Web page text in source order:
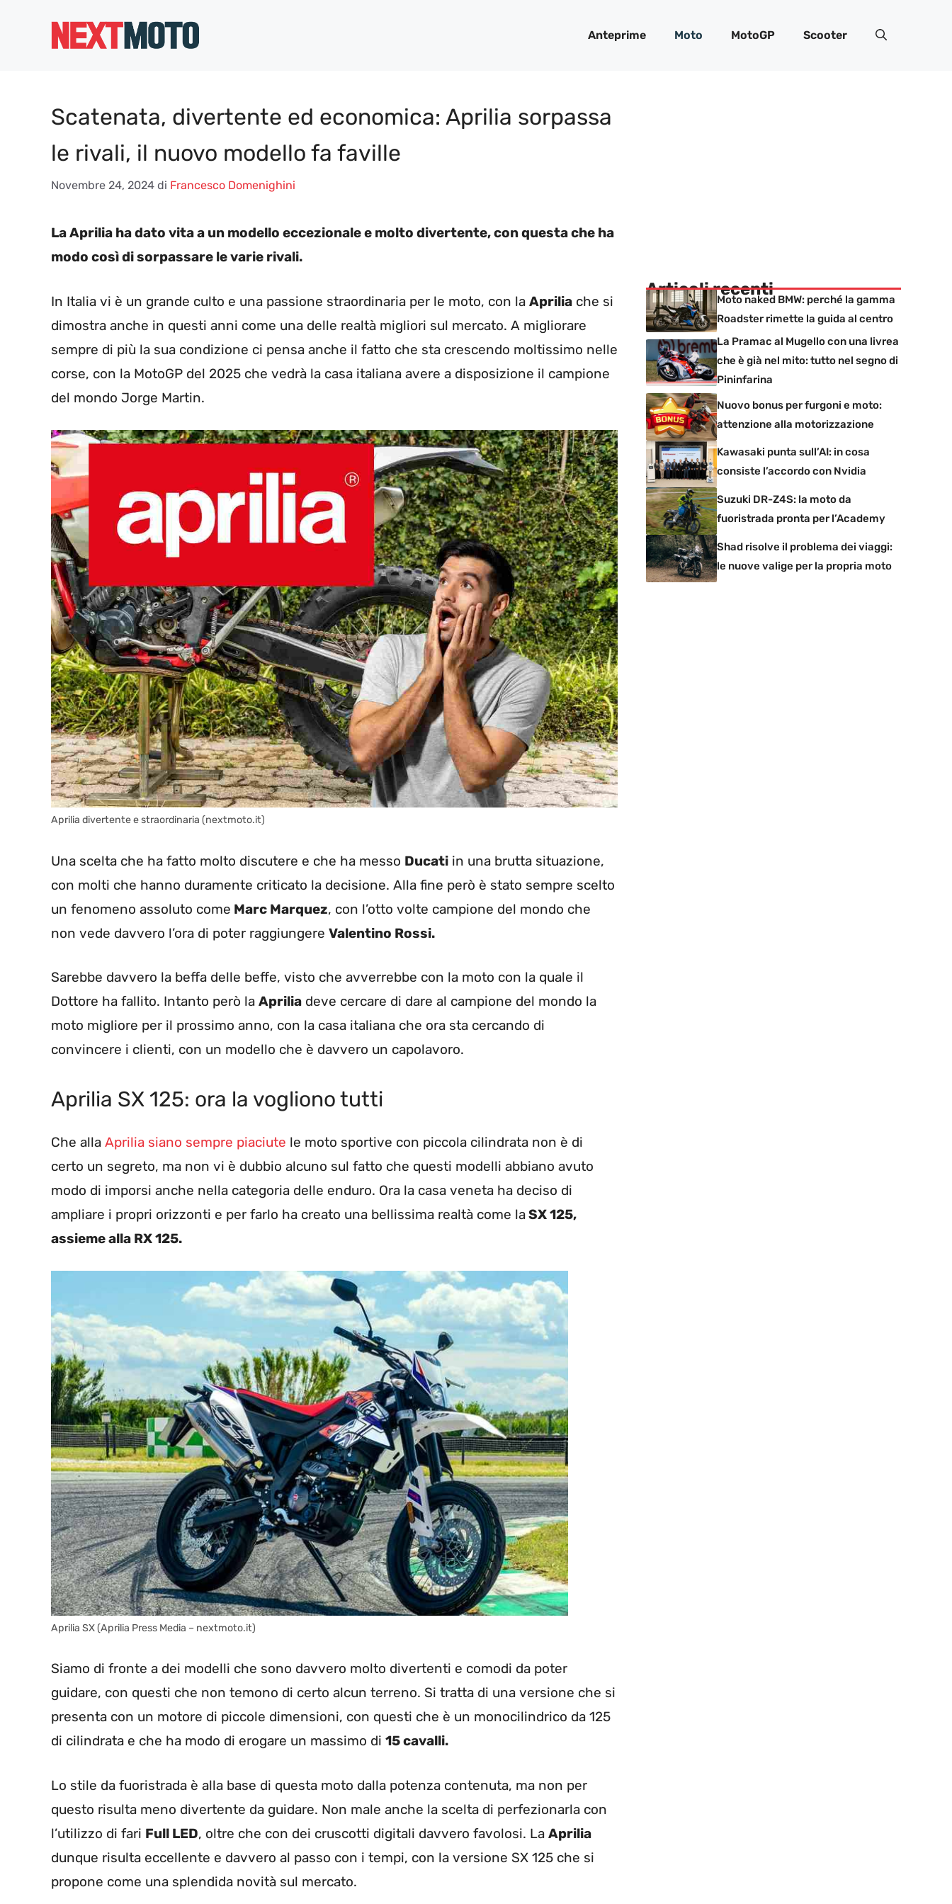
Anteprime Moto MotoGP Scooter
Scatenata, divertente ed economica: Aprilia sorpassa
le rivali, il nuovo modello fa faville
Novembre 24, 2024 di Francesco Domenighini
La Aprilia ha dato vita a un modello eccezionale e molto divertente, con questa che ha
modo così di sorpassare le varie rivali.
In Italia vi è un grande culto e una passione straordinaria per le moto, con la Aprilia che si
dimostra anche in questi anni come una delle realtà migliori sul mercato. A migliorare
sempre di più la sua condizione ci pensa anche il fatto che sta crescendo moltissimo nelle
corse, con la MotoGP del 2025 che vedrà la casa italiana avere a disposizione il campione
del mondo Jorge Martin.
Aprilia divertente e straordinaria (nextmoto.it)
Una scelta che ha fatto molto discutere e che ha messo Ducati in una brutta situazione,
con molti che hanno duramente criticato la decisione. Alla fine però è stato sempre scelto
un fenomeno assoluto come Marc Marquez, con l’otto volte campione del mondo che
non vede davvero l’ora di poter raggiungere Valentino Rossi.
Sarebbe davvero la beffa delle beffe, visto che avverrebbe con la moto con la quale il
Dottore ha fallito. Intanto però la Aprilia deve cercare di dare al campione del mondo la
moto migliore per il prossimo anno, con la casa italiana che ora sta cercando di
convincere i clienti, con un modello che è davvero un capolavoro.
Aprilia SX 125: ora la vogliono tutti
Che alla Aprilia siano sempre piaciute le moto sportive con piccola cilindrata non è di
certo un segreto, ma non vi è dubbio alcuno sul fatto che questi modelli abbiano avuto
modo di imporsi anche nella categoria delle enduro. Ora la casa veneta ha deciso di
ampliare i propri orizzonti e per farlo ha creato una bellissima realtà come laSX 125,
assieme alla RX 125.
Aprilia SX (Aprilia Press Media – nextmoto.it)
Siamo di fronte a dei modelli che sono davvero molto divertenti e comodi da poter
guidare, con questi che non temono di certo alcun terreno. Si tratta di una versione che si
presenta con un motore di piccole dimensioni, con questi che è un monocilindrico da 125
di cilindrata e che ha modo di erogare un massimo di 15 cavalli.
Lo stile da fuoristrada è alla base di questa moto dalla potenza contenuta, ma non per
questo risulta meno divertente da guidare. Non male anche la scelta di perfezionarla con
l’utilizzo di fari Full LED, oltre che con dei cruscotti digitali davvero favolosi. La Aprilia
dunque risulta eccellente e davvero al passo con i tempi, con la versione SX 125 che si
propone come una splendida novità sul mercato.
Articoli recenti
Moto naked BMW: perché la gamma
Roadster rimette la guida al centro
La Pramac al Mugello con una livrea
che è già nel mito: tutto nel segno di
Pininfarina
Nuovo bonus per furgoni e moto:
attenzione alla motorizzazione
Kawasaki punta sull’AI: in cosa
consiste l’accordo con Nvidia
Suzuki DR-Z4S: la moto da
fuoristrada pronta per l’Academy
Shad risolve il problema dei viaggi:
le nuove valige per la propria moto